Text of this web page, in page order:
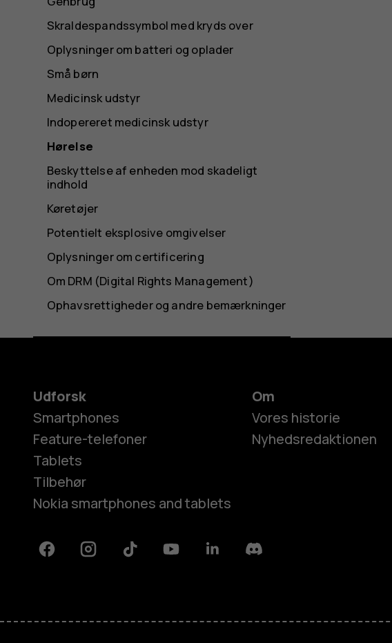
Skraldespandssymbol med kryds over
Oplysninger om batteri og oplader
Små børn
Medicinsk udstyr
Indopereret medicinsk udstyr
Hørelse
Beskyttelse af enheden mod skadeligt
indhold
Køretøjer
Potentielt eksplosive omgivelser
Oplysninger om certificering
Om DRM (Digital Rights Management)
Ophavsrettigheder og andre bemærkninger
Udforsk
Smartphones
Feature-telefoner
Tablets
Tilbehør
Nokia smartphones and tablets
Om
Vores historie
Nyhedsredaktionen
FacebookInstagramTiktok YoutubeLinkedinDiscord